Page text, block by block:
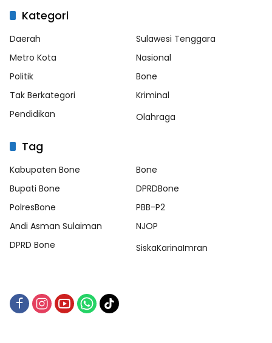
Kategori
Daerah
Sulawesi Tenggara
Metro Kota
Nasional
Politik
Bone
Tak Berkategori
Kriminal
Pendidikan
Olahraga
Tag
Kabupaten Bone
Bone
Bupati Bone
DPRDBone
PolresBone
PBB-P2
Andi Asman Sulaiman
NJOP
DPRD Bone
SiskaKarinaImran